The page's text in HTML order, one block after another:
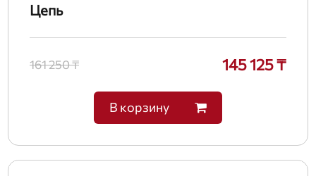
Цепь
161 250 ₸ 145 125 ₸
В корзину